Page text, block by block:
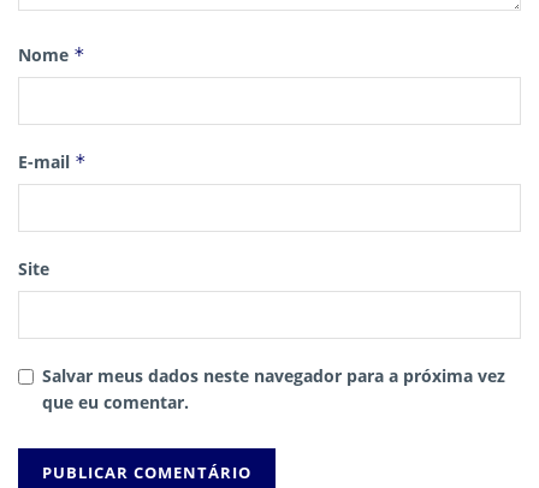
Nome *
E-mail *
Site
Salvar meus dados neste navegador para a próxima vez
que eu comentar.